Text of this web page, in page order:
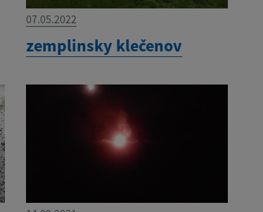
07.05.2022
zemplinsky klečenov